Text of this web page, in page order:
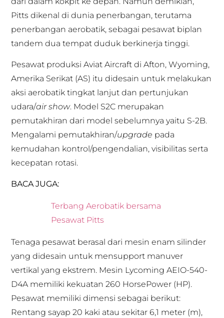
Pitts dikenal di dunia penerbangan, terutama
penerbangan aerobatik, sebagai pesawat biplan
tandem dua tempat duduk berkinerja tinggi.
Pesawat produksi Aviat Aircraft di Afton, Wyoming,
Amerika Serikat (AS) itu didesain untuk melakukan
aksi aerobatik tingkat lanjut dan pertunjukan
udara/air show. Model S2C merupakan
pemutakhiran dari model sebelumnya yaitu S-2B.
Mengalami pemutakhiran/upgrade pada
kemudahan kontrol/pengendalian, visibilitas serta
kecepatan rotasi.
BACA JUGA:
Terbang Aerobatik bersama
Pesawat Pitts
Tenaga pesawat berasal dari mesin enam silinder
yang didesain untuk mensupport manuver
vertikal yang ekstrem. Mesin Lycoming AEIO-540-
D4A memiliki kekuatan 260 HorsePower (HP).
Pesawat memiliki dimensi sebagai berikut:
Rentang sayap 20 kaki atau sekitar 6,1 meter (m),